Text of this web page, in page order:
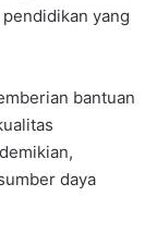
yang
bantuan
daya